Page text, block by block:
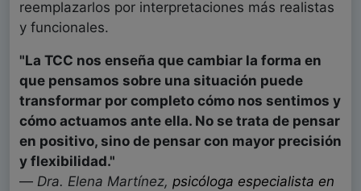
reemplazarlos por interpretaciones más realistas
y funcionales.
"La TCC nos enseña que cambiar la forma en
que pensamos sobre una situación puede
transformar por completo cómo nos sentimos y
cómo actuamos ante ella. No se trata de pensar
en positivo, sino de pensar con mayor precisión
y flexibilidad."
— Dra. Elena Martínez, psicóloga especialista en